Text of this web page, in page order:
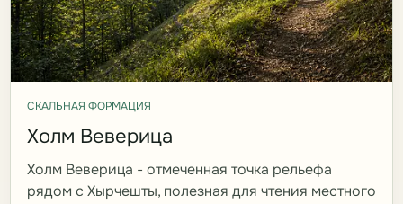
СКАЛЬНАЯ ФОРМАЦИЯ
Холм Веверица
Холм Веверица - отмеченная точка рельефа
рядом с Хырчешты, полезная для чтения местного